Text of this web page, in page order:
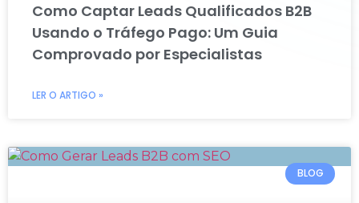
Como Captar Leads Qualificados B2B
Usando o Tráfego Pago: Um Guia
Comprovado por Especialistas
LER O ARTIGO »
BLOG